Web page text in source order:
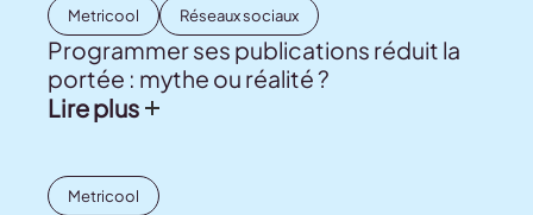
Metricool Réseaux sociaux
Programmer ses publications réduit la
portée : mythe ou réalité ?
Lire plus
Metricool